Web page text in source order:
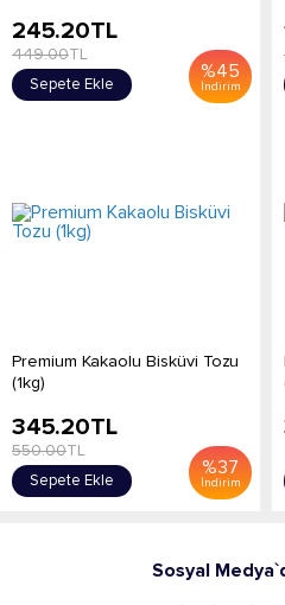
%45
İndirim
245.20TL
449.00TL
Sepete Ekle
Premium Kakaolu Bisküvi Tozu
(1kg)
%37
İndirim
345.20TL
550.00TL
Sepete Ekle
Sosyal